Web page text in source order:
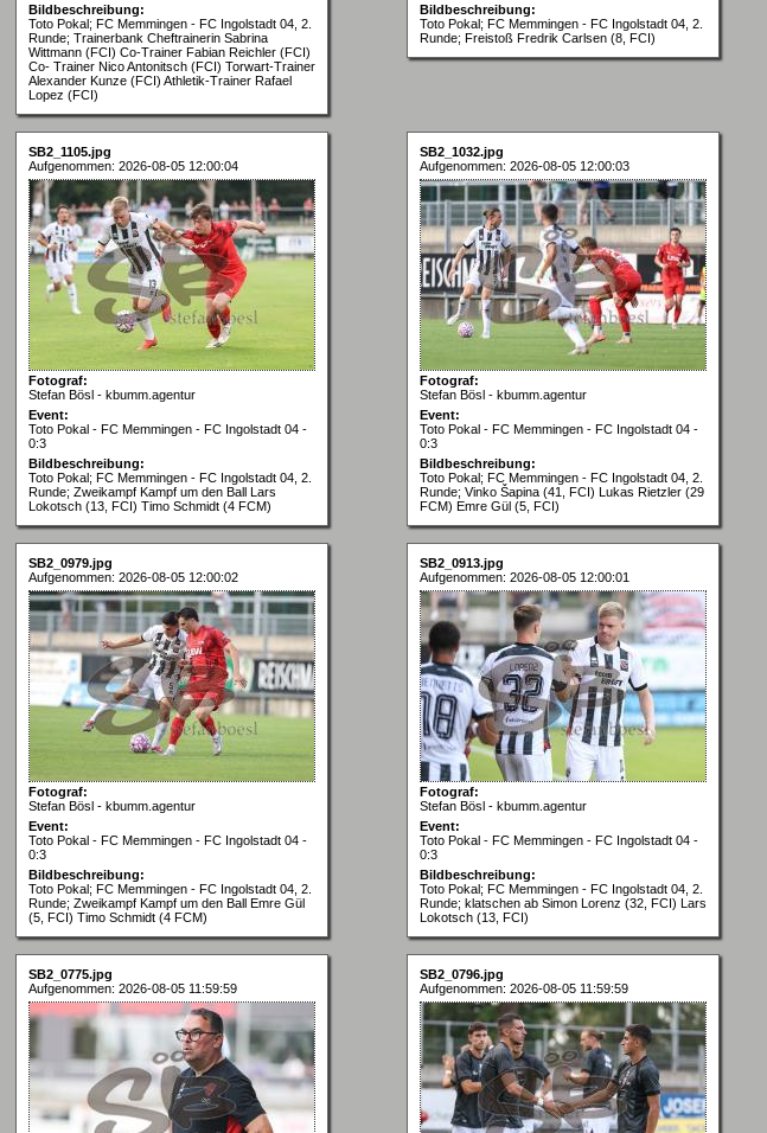
Bildbeschreibung:
Toto Pokal; FC Memmingen - FC Ingolstadt 04, 2.
Runde; Trainerbank Cheftrainerin Sabrina
Wittmann (FCI) Co-Trainer Fabian Reichler (FCI)
Co- Trainer Nico Antonitsch (FCI) Torwart-Trainer
Alexander Kunze (FCI) Athletik-Trainer Rafael
Lopez (FCI)
Bildbeschreibung:
Toto Pokal; FC Memmingen - FC Ingolstadt 04, 2.
Runde; Freistoß Fredrik Carlsen (8, FCI)
SB2_1105.jpg
Aufgenommen: 2026-08-05 12:00:04
Fotograf:
Stefan Bösl - kbumm.agentur
Event:
Toto Pokal - FC Memmingen - FC Ingolstadt 04 -
0:3
Bildbeschreibung:
Toto Pokal; FC Memmingen - FC Ingolstadt 04, 2.
Runde; Zweikampf Kampf um den Ball Lars
Lokotsch (13, FCI) Timo Schmidt (4 FCM)
SB2_1032.jpg
Aufgenommen: 2026-08-05 12:00:03
Fotograf:
Stefan Bösl - kbumm.agentur
Event:
Toto Pokal - FC Memmingen - FC Ingolstadt 04 -
0:3
Bildbeschreibung:
Toto Pokal; FC Memmingen - FC Ingolstadt 04, 2.
Runde; Vinko Šapina (41, FCI) Lukas Rietzler (29
FCM) Emre Gül (5, FCI)
SB2_0979.jpg
Aufgenommen: 2026-08-05 12:00:02
Fotograf:
Stefan Bösl - kbumm.agentur
Event:
Toto Pokal - FC Memmingen - FC Ingolstadt 04 -
0:3
Bildbeschreibung:
Toto Pokal; FC Memmingen - FC Ingolstadt 04, 2.
Runde; Zweikampf Kampf um den Ball Emre Gül
(5, FCI) Timo Schmidt (4 FCM)
SB2_0913.jpg
Aufgenommen: 2026-08-05 12:00:01
Fotograf:
Stefan Bösl - kbumm.agentur
Event:
Toto Pokal - FC Memmingen - FC Ingolstadt 04 -
0:3
Bildbeschreibung:
Toto Pokal; FC Memmingen - FC Ingolstadt 04, 2.
Runde; klatschen ab Simon Lorenz (32, FCI) Lars
Lokotsch (13, FCI)
SB2_0775.jpg
Aufgenommen: 2026-08-05 11:59:59
SB2_0796.jpg
Aufgenommen: 2026-08-05 11:59:59